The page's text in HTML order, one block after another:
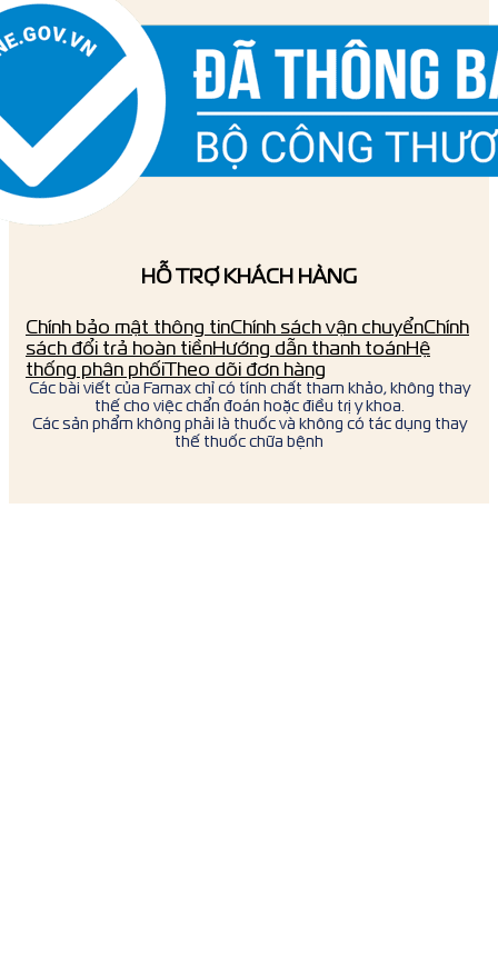
HỖ TRỢ KHÁCH HÀNG
Chính bảo mật thông tinChính sách vận chuyểnChính
sách đổi trả hoàn tiềnHướng dẫn thanh toánHệ
thống phân phốiTheo dõi đơn hàng
Các bài viết của Famax chỉ có tính chất tham khảo, không thay
thế cho việc chẩn đoán hoặc điều trị y khoa.
Các sản phẩm không phải là thuốc và không có tác dụng thay
thế thuốc chữa bệnh